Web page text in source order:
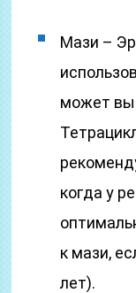
Мази –
может
когда у
к мази,
лет).